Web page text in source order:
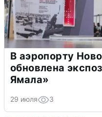
В аэропорту
обновлена
Ямала»
29 июля 3